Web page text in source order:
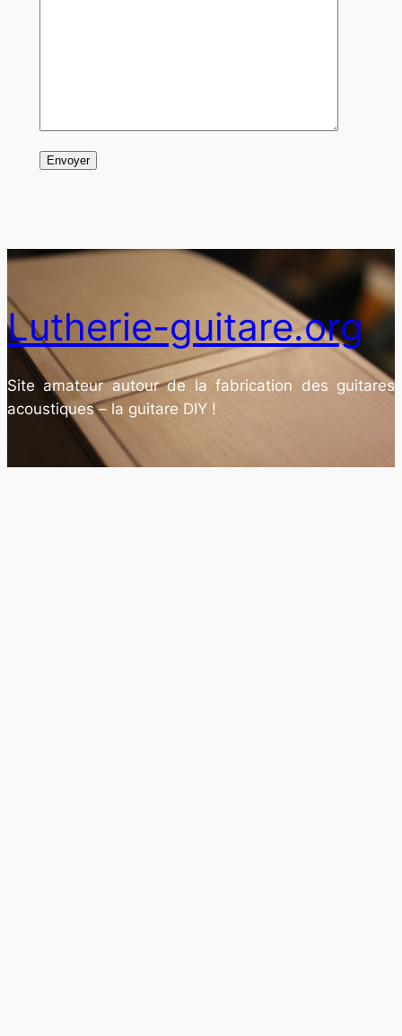
Lutherie-guitare.org
Site amateur autour de la fabrication des guitares
acoustiques – la guitare DIY !